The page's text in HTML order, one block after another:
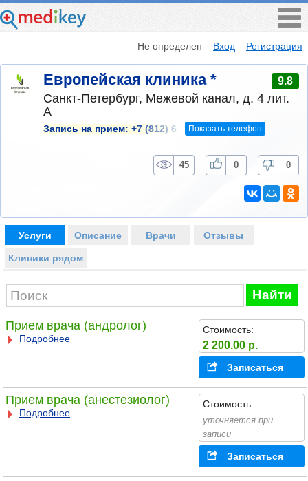
Не определен Вход Регистрация
Европейская клиника * 9.8
Санкт-Петербург, Межевой канал, д. 4 лит.
А
Запись на прием: +7 (812) 6 Показать телефон
45 0 0
Услуги Описание Врачи Отзывы
Клиники рядом
Найти
Прием врача (андролог)
Подробнее
Стоимость:
2 200.00 р.
Записаться
Прием врача (анестезиолог)
Подробнее
Стоимость:
уточняется при
записи
Записаться